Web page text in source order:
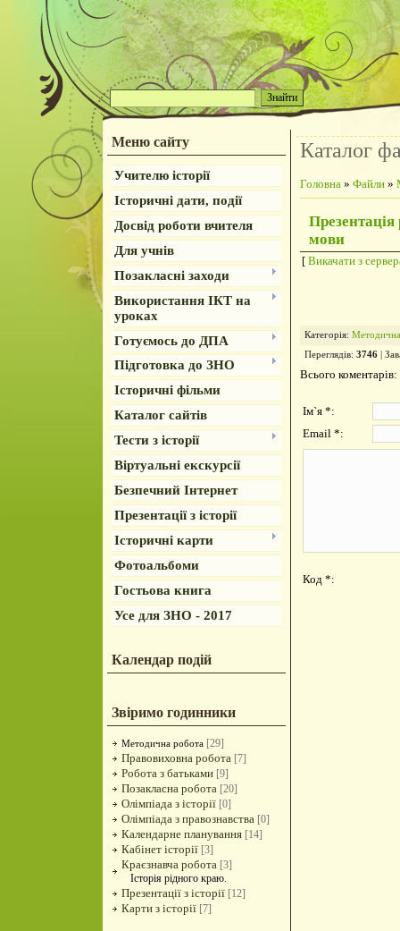
Меню сайту
Учителю історії
Історичні дати, події
Досвід роботи вчителя
Для учнів
Позакласні заходи
Використання ІКТ на
уроках
Готуємось до ДПА
Підготовка до ЗНО
Історичні фільми
Каталог сайтів
Тести з історії
Віртуальні екскурсії
Безпечний Інтернет
Презентації з історії
Історичні карти
Фотоальбоми
Гостьова книга
Усе для ЗНО - 2017
Календар подій
Звіримо годинники
Методична робота [29]
Правовиховна робота [7]
Робота з батьками [9]
Позакласна робота [20]
Олімпіада з історії [0]
Олімпіада з правознавства [0]
Календарне планування [14]
Кабінет історії [3]
Краєзнавча робота [3]
Історія рідного краю.
Презентації з історії [12]
Карти з історії [7]
Каталог
Головна » Файли »
Презентація
мови
[ Викачати з
Категорія:
Переглядів: 3746
Всього коментарів:
Ім`я *:
Email *:
Код *: